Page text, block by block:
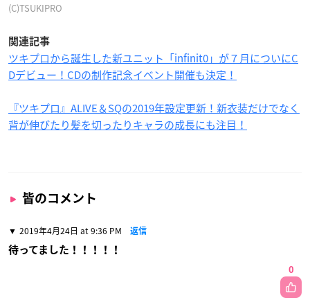
(C)TSUKIPRO
関連記事
ツキプロから誕生した新ユニット「infinit0」が７月についにC
Dデビュー！CDの制作記念イベント開催も決定！
『ツキプロ』ALIVE＆SQの2019年設定更新！新衣装だけでなく
背が伸びたり髪を切ったりキャラの成長にも注目！
皆のコメント
2019年4月24日 at 9:36 PM 返信
待ってました！！！！！
0